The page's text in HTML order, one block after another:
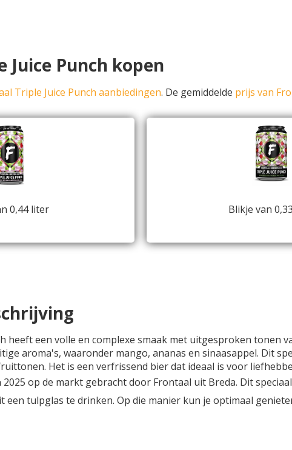
Juice Punch kopen
Triple Juice Punch aanbiedingen. De gemiddelde prijs van
0,44 liter Blikje van
heeft een volle en complexe smaak met uitgesproken
aroma's, waaronder mango, ananas en sinaasappel. Dit
Het is een verfrissend bier dat ideaal is voor
2025 op de markt gebracht door Frontaal uit Breda. Dit
een tulpglas te drinken. Op die manier kun je optimaal